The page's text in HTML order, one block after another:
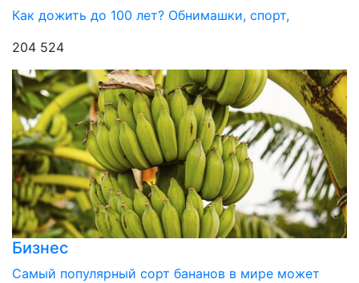
Как дожить до 100 лет? Обнимашки, спорт,
204 524
Бизнес
Самый популярный сорт бананов в мире может